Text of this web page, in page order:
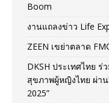
Boom
งานแถลงข่าว Life
ZEEN เขย่าตลาด
DKSH ประเทศไทย ร่
สุขภาพผู้หญิงไทย ผ่าน
2025”